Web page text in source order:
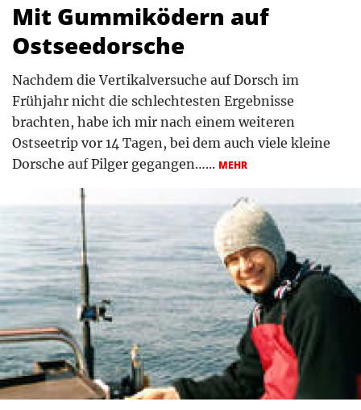
Mit Gummiködern auf
Ostseedorsche
Nachdem die Vertikalversuche auf Dorsch im
Frühjahr nicht die schlechtesten Ergebnisse
brachten, habe ich mir nach einem weiteren
Ostseetrip vor 14 Tagen, bei dem auch viele kleine
Dorsche auf Pilger gegangen…... MEHR